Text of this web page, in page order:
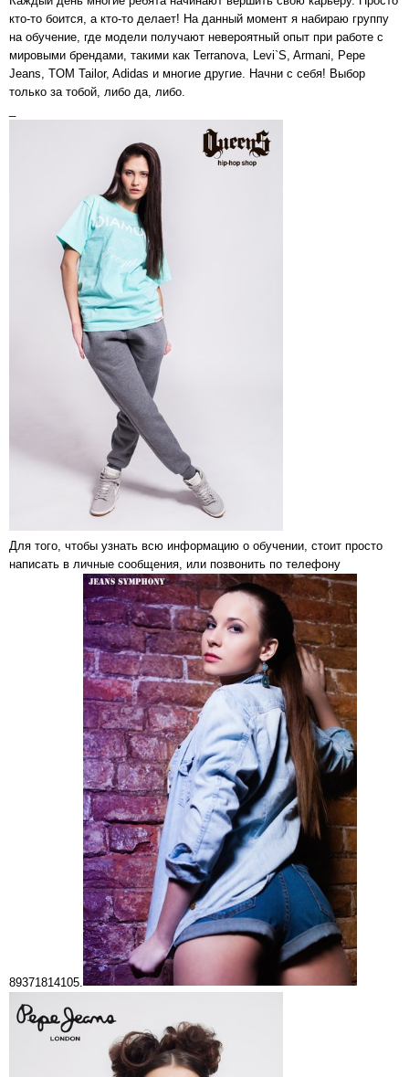
кто-то боится, а кто-то делает! На данный момент я набираю группу
на обучение, где модели получают невероятный опыт при работе с
мировыми брендами, такими как Terranova, Levi`S, Armani, Pepe
Jeans, TOM Tailor, Adidas и многие другие. Начни с себя! Выбор
только за тобой, либо да, либо.
Для того, чтобы узнать всю информацию о обучении, стоит просто
написать в личные сообщения, или позвонить по телефону
89371814105.